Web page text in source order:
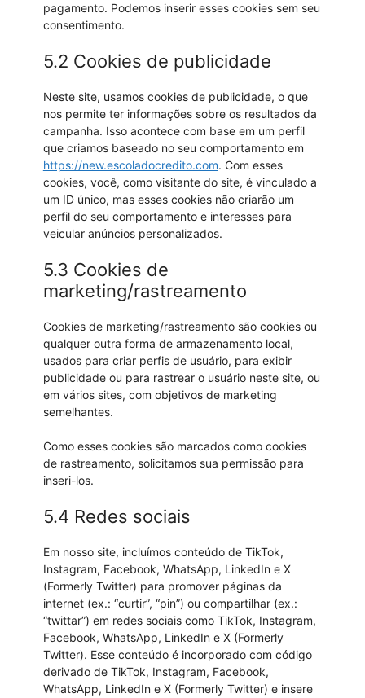
pagamento. Podemos inserir esses cookies sem seu
consentimento.
5.2 Cookies de publicidade
Neste site, usamos cookies de publicidade, o que
nos permite ter informações sobre os resultados da
campanha. Isso acontece com base em um perfil
que criamos baseado no seu comportamento em
https://new.escoladocredito.com. Com esses
cookies, você, como visitante do site, é vinculado a
um ID único, mas esses cookies não criarão um
perfil do seu comportamento e interesses para
veicular anúncios personalizados.
5.3 Cookies de
marketing/rastreamento
Cookies de marketing/rastreamento são cookies ou
qualquer outra forma de armazenamento local,
usados para criar perfis de usuário, para exibir
publicidade ou para rastrear o usuário neste site, ou
em vários sites, com objetivos de marketing
semelhantes.
Como esses cookies são marcados como cookies
de rastreamento, solicitamos sua permissão para
inseri-los.
5.4 Redes sociais
Em nosso site, incluímos conteúdo de TikTok,
Instagram, Facebook, WhatsApp, LinkedIn e X
(Formerly Twitter) para promover páginas da
internet (ex.: “curtir”, “pin”) ou compartilhar (ex.:
“twittar”) em redes sociais como TikTok, Instagram,
Facebook, WhatsApp, LinkedIn e X (Formerly
Twitter). Esse conteúdo é incorporado com código
derivado de TikTok, Instagram, Facebook,
WhatsApp, LinkedIn e X (Formerly Twitter) e insere